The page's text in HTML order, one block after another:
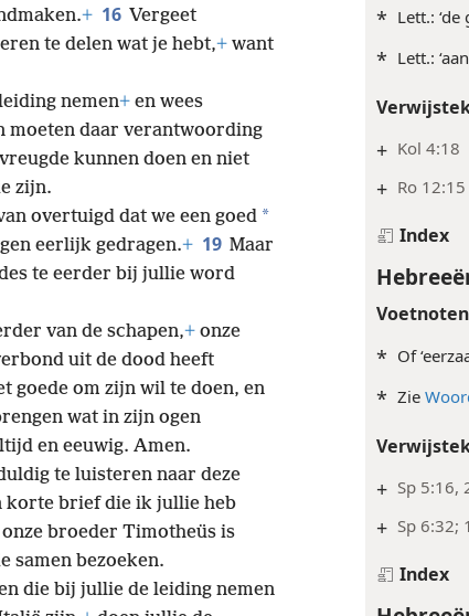
* Lett.:
* Lett.:
+ Kol 4:18
+ Ro 12:15
Index
Voetnoten
* Of
* Zie
+ Sp 5:16,
+ Sp 6:32;
Index
+ 16 Vergeet
te delen wat je hebt,+ want
nemen+ en wees
moeten daar verantwoording
kunnen doen en niet
zijn.
overtuigd dat we een goed *
eerlijk gedragen.+ 19 Maar
te eerder bij jullie word
van de schapen,+ onze
uit de dood heeft
goede om zijn wil te doen, en
wat in zijn ogen
en eeuwig. Amen.
te luisteren naar deze
korte brief die ik jullie heb
broeder Timotheüs is
samen bezoeken.
die bij jullie de leiding nemen